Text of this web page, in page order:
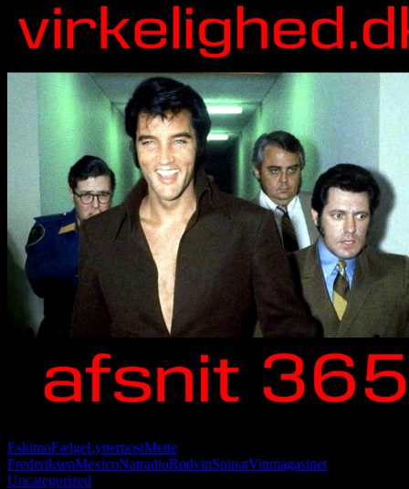
EskimoFælgeLytterpostMette
FrederiksenMexicoNatradioRødvinSpinatVinmagasinet
Uncategorized